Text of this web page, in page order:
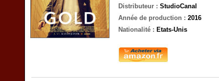
Distributeur : StudioCanal
Année de production : 2016
Nationalité : Etats-Unis